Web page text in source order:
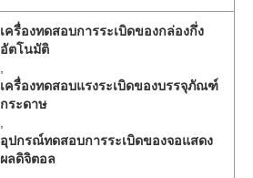
เครื่องทดสอบการระเบิดของกล่องกึ่ง
อัตโนมัติ
เครื่องทดสอบแรงระเบิดของบรรจุภัณฑ์
กระดาษ
อุปกรณ์ทดสอบการระเบิดของจอแสดง
ผลดิจิตอล